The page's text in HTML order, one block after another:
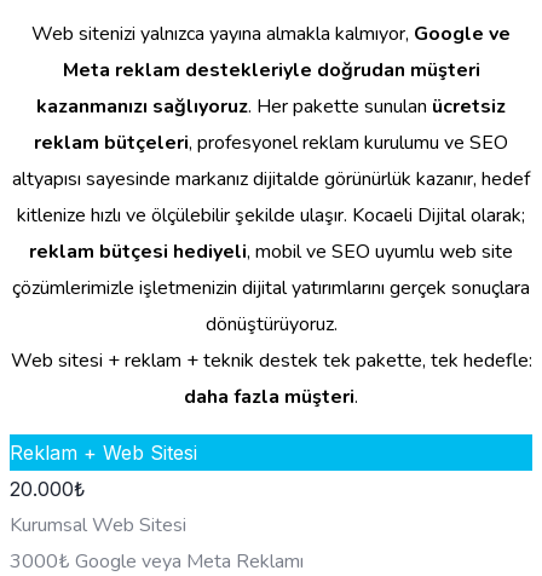
Web sitenizi yalnızca yayına almakla kalmıyor, Google ve
Meta reklam destekleriyle doğrudan müşteri
kazanmanızı sağlıyoruz. Her pakette sunulan ücretsiz
reklam bütçeleri, profesyonel reklam kurulumu ve SEO
altyapısı sayesinde markanız dijitalde görünürlük kazanır, hedef
kitlenize hızlı ve ölçülebilir şekilde ulaşır. Kocaeli Dijital olarak;
reklam bütçesi hediyeli, mobil ve SEO uyumlu web site
çözümlerimizle işletmenizin dijital yatırımlarını gerçek sonuçlara
dönüştürüyoruz.
Web sitesi + reklam + teknik destek tek pakette, tek hedefle:
daha fazla müşteri.
Reklam + Web Sitesi
20.000₺
Kurumsal Web Sitesi
3000₺ Google veya Meta Reklamı